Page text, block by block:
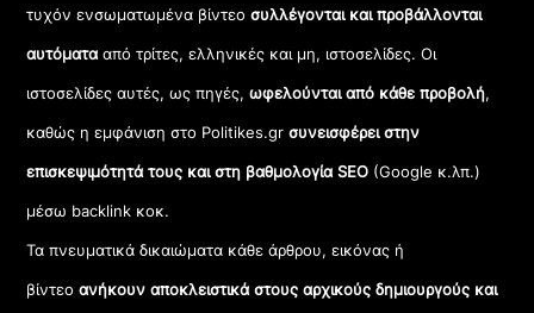
τυχόν ενσωματωμένα βίντεοσυλλέγονται και προβάλλονται
αυτόματααπό τρίτες, ελληνικές και μη, ιστοσελίδες. Οι
ιστοσελίδες αυτές, ως πηγές,ωφελούνται από κάθε προβολή,
καθώς η εμφάνιση στο Politikes.gr συνεισφέρει στην
επισκεψιμότητά τους και στη βαθμολογία SEO (Google κ.λπ.)
μέσω backlink κοκ.
Τα πνευματικά δικαιώματα κάθε άρθρου, εικόνας ή
βίντεοανήκουν αποκλειστικά στους αρχικούς δημιουργούς και